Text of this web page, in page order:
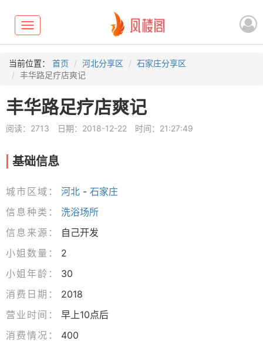
Toggle
navigation
当前位置： 首页 河北分享区
石家庄分享区
丰华路足疗店爽记
丰华路足疗店爽记
阅读：2713 日期：2018-12-22 时间：21:27:49
基础信息
城市区域： 河北 - 石家庄
信息种类：
洗浴场所
信息来源：
自己开发
小姐数量：
2
小姐年龄：
30
消费日期：
2018
营业时间：
早上10点后
消费情况：
400